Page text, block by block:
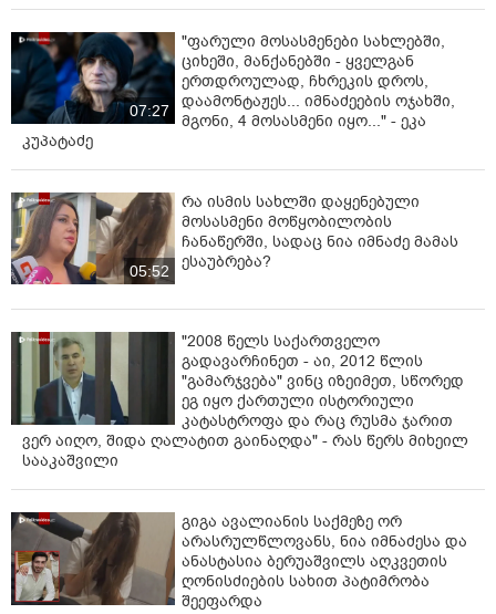
07:27
"ფარული მოსასმენები სახლებში,
ციხეში, მანქანებში - ყველგან
ერთდროულად, ჩხრეკის დროს,
დაამონტაჟეს... იმნაძეების ოჯახში,
მგონი, 4 მოსასმენი იყო..." - ეკა
კუპატაძე
05:52
რა ისმის სახლში დაყენებული
მოსასმენი მოწყობილობის
ჩანაწერში, სადაც ნია იმნაძე მამას
ესაუბრება?
"2008 წელს საქართველო
გადავარჩინეთ - აი, 2012 წლის
"გამარჯვება" ვინც იზეიმეთ, სწორედ
ეგ იყო ქართული ისტორიული
კატასტროფა და რაც რუსმა ჯარით
ვერ აიღო, შიდა ღალატით გაინაღდა" - რას წერს მიხეილ
სააკაშვილი
გიგა ავალიანის საქმეზე ორ
არასრულწლოვანს, ნია იმნაძესა და
ანასტასია ბერუაშვილს აღკვეთის
ღონისძიების სახით პატიმრობა
შეეფარდა